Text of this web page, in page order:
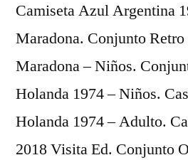
Camiseta Azul Argentina
Maradona. Conjunto
Maradona – Niños.
Holanda 1974 – Niños.
Holanda 1974 – Adulto.
2018 Visita Ed. Conjunto